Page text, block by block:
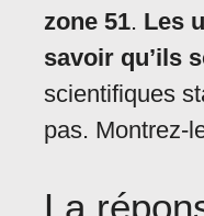
zone 51. Les
savoir qu’ils
scientifiques
pas. Montrez-
La